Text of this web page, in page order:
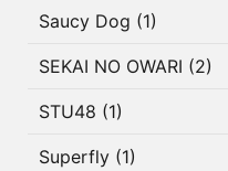
Saucy Dog (1)
SEKAI NO OWARI (2)
STU48 (1)
Superfly (1)